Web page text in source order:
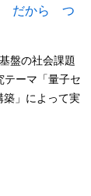
だから つ
盤の社会課題
テーマ「量子セ
築」によって実